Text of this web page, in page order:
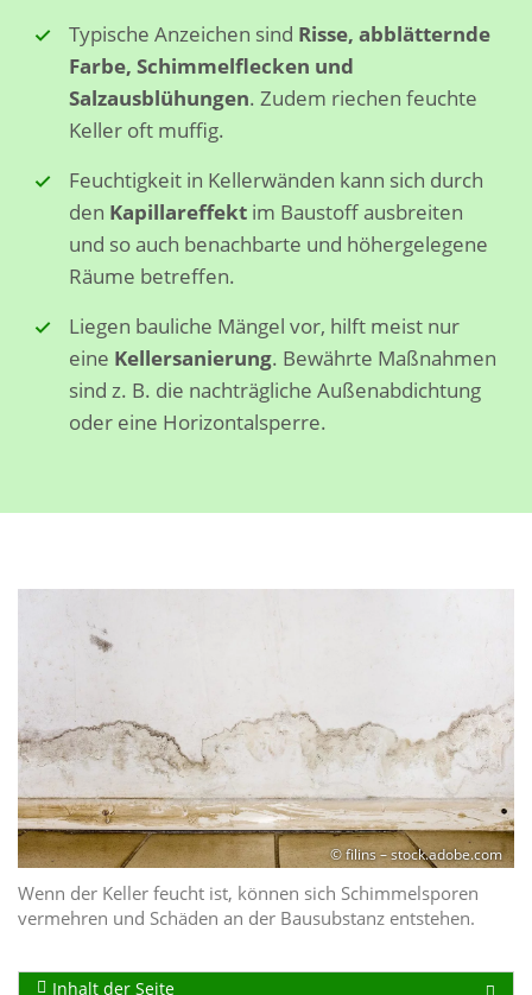
Typische Anzeichen sind Risse, abblätternde
Farbe, Schimmelflecken und
Salzausblühungen. Zudem riechen feuchte
Keller oft muffig.
Feuchtigkeit in Kellerwänden kann sich durch
den Kapillareffektim Baustoff ausbreiten
und so auch benachbarte und höhergelegene
Räume betreffen.
Liegen bauliche Mängel vor, hilft meist nur
eine Kellersanierung. Bewährte Maßnahmen
sind z. B. die nachträgliche Außenabdichtung
oder eine Horizontalsperre.
© filins – stock.adobe.com
Wenn der Keller feucht ist, können sich Schimmelsporen
vermehren und Schäden an der Bausubstanz entstehen.
Inhalt der Seite